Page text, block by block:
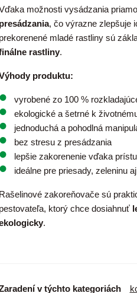
možnosti vysádzania
, čo výrazne zlepšuje
mladé rastliny sú
rastliny.
produktu:
vyrobené zo 100 %
ekologické a šetrné k
jednoduchá a pohodlná
bez stresu z presádzania
lepšie zakorenenie vďaka
ideálne pre priesady, zeleninu
zakoreňovače sú
ktorý chce dosiahnuť
.
v týchto kategoriách